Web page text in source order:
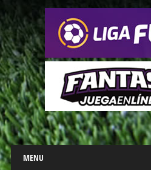
Main menu
Skip
to
MENU